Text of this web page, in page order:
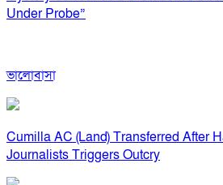
Under Probe”
ভালোবাসা
Cumilla AC (Land) Transferred After
Journalists Triggers Outcry